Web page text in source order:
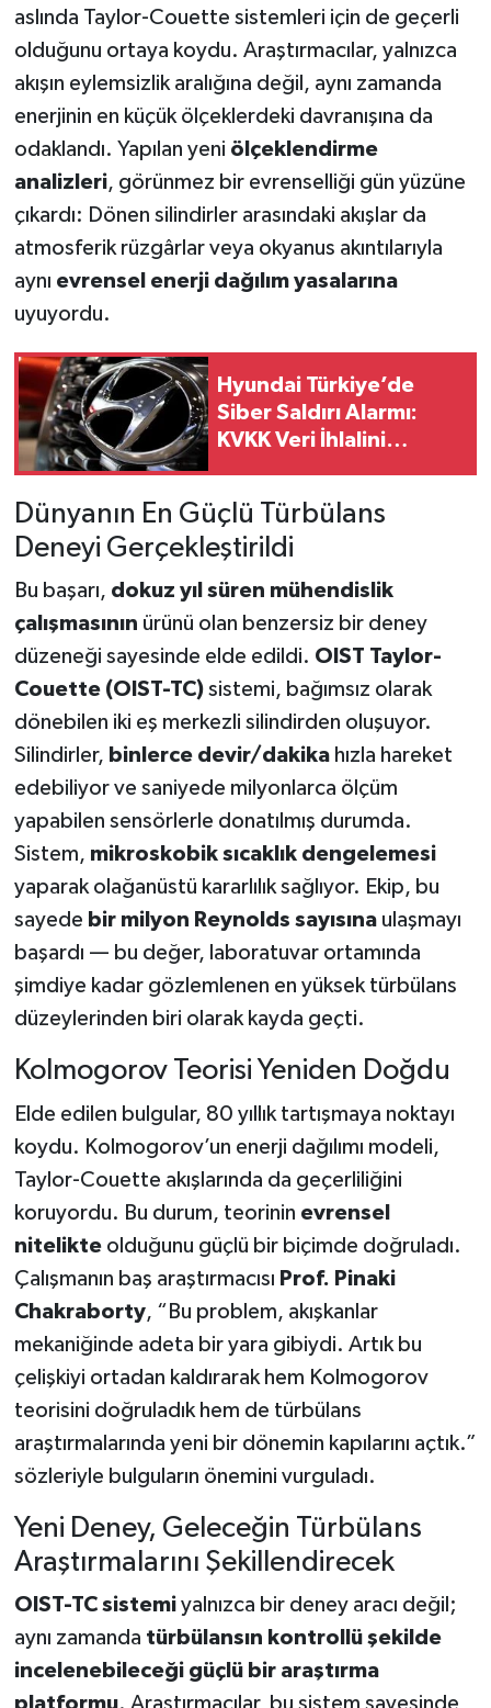
aslında Taylor-Couette sistemleri için de geçerli
olduğunu ortaya koydu. Araştırmacılar, yalnızca
akışın eylemsizlik aralığına değil, aynı zamanda
enerjinin en küçük ölçeklerdeki davranışına da
odaklandı. Yapılan yeni ölçeklendirme
analizleri, görünmez bir evrenselliği gün yüzüne
çıkardı: Dönen silindirler arasındaki akışlar da
atmosferik rüzgârlar veya okyanus akıntılarıyla
aynı evrensel enerji dağılım yasalarına
uyuyordu.
Hyundai Türkiye’de
Siber Saldırı Alarmı:
KVKK Veri İhlalini
Dünyanın En Güçlü Türbülans
Deneyi Gerçekleştirildi
Bu başarı, dokuz yıl süren mühendislik
çalışmasının ürünü olan benzersiz bir deney
düzeneği sayesinde elde edildi. OIST Taylor-
Couette (OIST-TC)sistemi, bağımsız olarak
dönebilen iki eş merkezli silindirden oluşuyor.
Silindirler, binlerce devir/dakikahızla hareket
edebiliyor ve saniyede milyonlarca ölçüm
yapabilen sensörlerle donatılmış durumda.
Sistem, mikroskobik sıcaklık dengelemesi
yaparak olağanüstü kararlılık sağlıyor. Ekip, bu
sayede bir milyon Reynolds sayısınaulaşmayı
başardı — bu değer, laboratuvar ortamında
şimdiye kadar gözlemlenen en yüksek türbülans
düzeylerinden biri olarak kayda geçti.
Kolmogorov Teorisi Yeniden Doğdu
Elde edilen bulgular, 80 yıllık tartışmaya noktayı
koydu. Kolmogorov’un enerji dağılımı modeli,
Taylor-Couette akışlarında da geçerliliğini
koruyordu. Bu durum, teorinin evrensel
nitelikteolduğunu güçlü bir biçimde doğruladı.
Çalışmanın baş araştırmacısı Prof. Pinaki
Chakraborty, “Bu problem, akışkanlar
mekaniğinde adeta bir yara gibiydi. Artık bu
çelişkiyi ortadan kaldırarak hem Kolmogorov
teorisini doğruladık hem de türbülans
araştırmalarında yeni bir dönemin kapılarını açtık.”
sözleriyle bulguların önemini vurguladı.
Yeni Deney, Geleceğin Türbülans
Araştırmalarını Şekillendirecek
OIST-TC sistemiyalnızca bir deney aracı değil;
aynı zamanda türbülansın kontrollü şekilde
incelenebileceği güçlü bir araştırma